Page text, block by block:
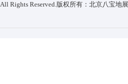
Rights Reserved.版权所有：北京八宝地